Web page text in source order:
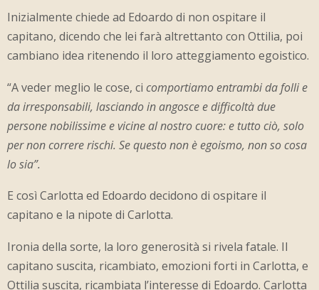
Inizialmente chiede ad Edoardo di non ospitare il
capitano, dicendo che lei farà altrettanto con Ottilia, poi
cambiano idea ritenendo il loro atteggiamento egoistico.
“A veder meglio le cose, ci comportiamo entrambi da folli e
da irresponsabili, lasciando in angosce e difficoltà due
persone nobilissime e vicine al nostro cuore: e tutto ciò, solo
per non correre rischi. Se questo non è egoismo, non so cosa
lo sia”.
E così Carlotta ed Edoardo decidono di ospitare il
capitano e la nipote di Carlotta.
Ironia della sorte, la loro generosità si rivela fatale. Il
capitano suscita, ricambiato, emozioni forti in Carlotta, e
Ottilia suscita, ricambiata l’interesse di Edoardo. Carlotta